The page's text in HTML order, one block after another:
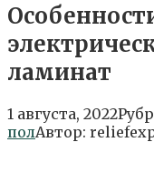
ламинат
1 августа, 2022
полАвтор: